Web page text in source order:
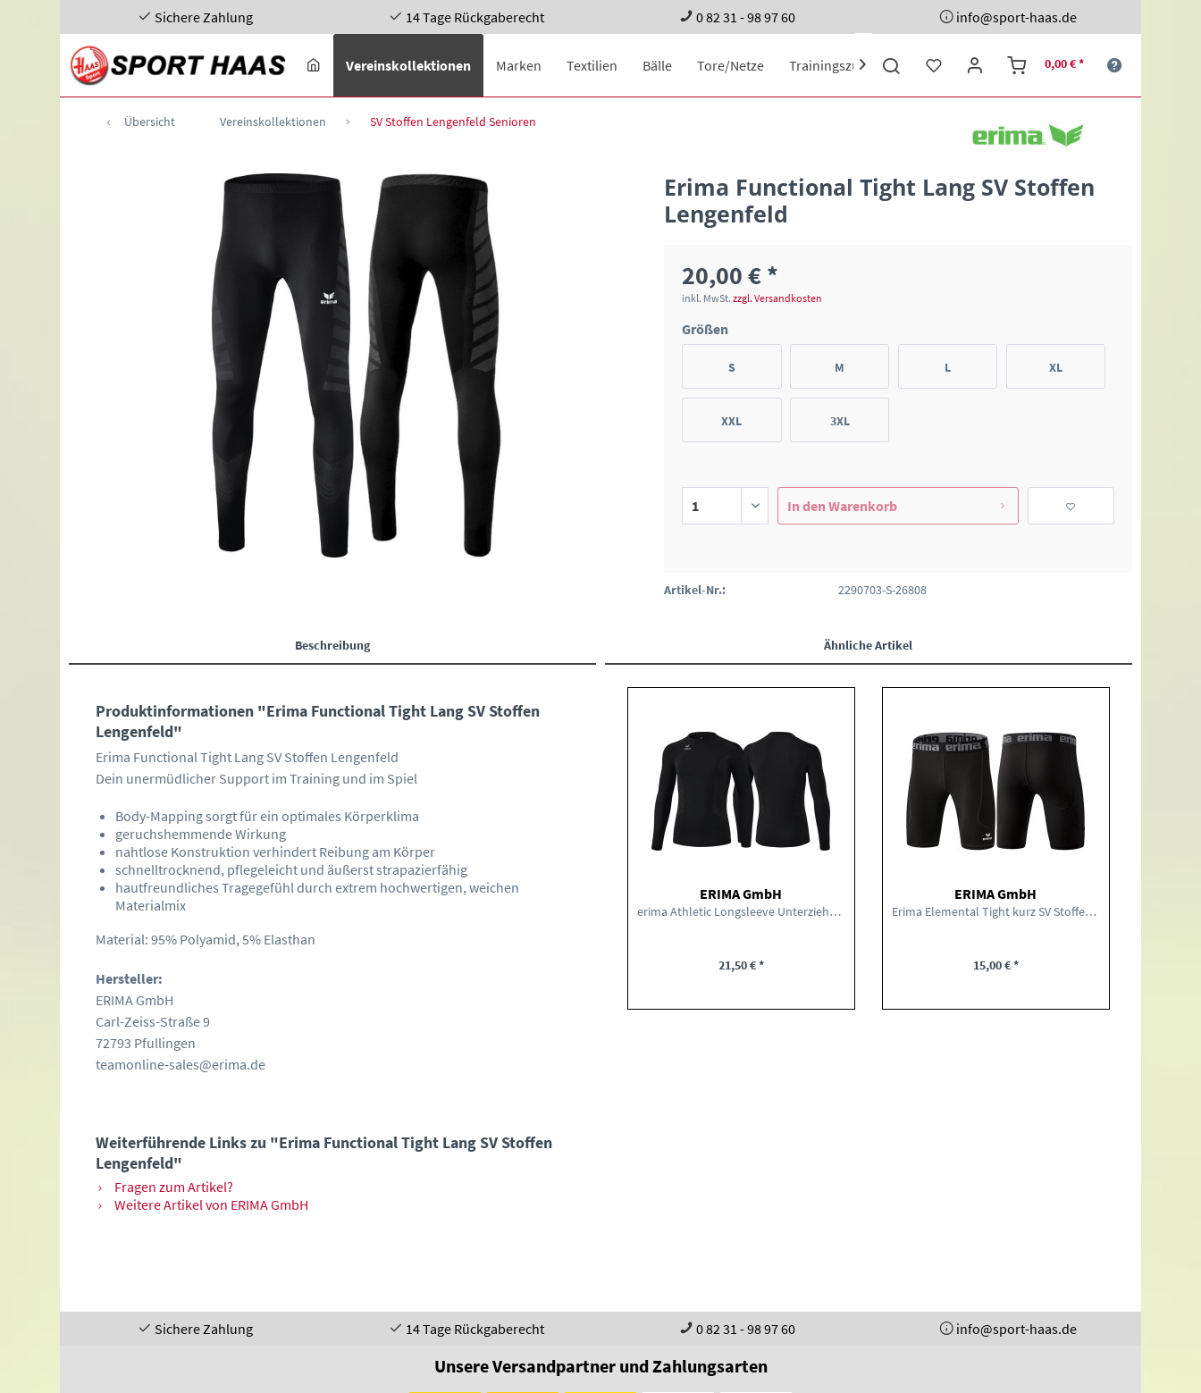
Sichere Zahlung 14 Tage Rückgaberecht 0 82 31 - 98 97 60 info@sport-haas.de
Vereinskollektionen Marken Textilien Bälle Tore/Netze Trainingszubehör Ehrenpreise Sporttaschen
 0,00 € *
Übersicht Vereinskollektionen SV Stoffen Lengenfeld Senioren
Erima Functional Tight Lang SV Stoffen
Lengenfeld
20,00 € *
inkl. MwSt.zzgl. Versandkosten
Größen
S M L XL
XXL 3XL
In den Warenkorb
Artikel-Nr.: 2290703-S-26808
Beschreibung
Produktinformationen "Erima Functional Tight Lang SV Stoffen
Lengenfeld"
Erima Functional Tight Lang SV Stoffen Lengenfeld
Dein unermüdlicher Support im Training und im Spiel
Body-Mapping sorgt für ein optimales Körperklima
geruchshemmende Wirkung
nahtlose Konstruktion verhindert Reibung am Körper
schnelltrocknend, pflegeleicht und äußerst strapazierfähig
hautfreundliches Tragegefühl durch extrem hochwertigen, weichen
Materialmix
Material: 95% Polyamid, 5% Elasthan
Hersteller:
ERIMA GmbH
Carl-Zeiss-Straße 9
72793 Pfullingen
teamonline-sales@erima.de
Weiterführende Links zu "Erima Functional Tight Lang SV Stoffen
Lengenfeld"
Fragen zum Artikel?
Weitere Artikel von ERIMA GmbH
Ähnliche Artikel
ERIMA GmbH
erima Athletic Longsleeve Unterziehhemd SV...
21,50 € *
ERIMA GmbH
Erima Elemental Tight kurz SV Stoffen Lengenfeld
15,00 € *
Sichere Zahlung 14 Tage Rückgaberecht 0 82 31 - 98 97 60 info@sport-haas.de
Unsere Versandpartner und Zahlungsarten